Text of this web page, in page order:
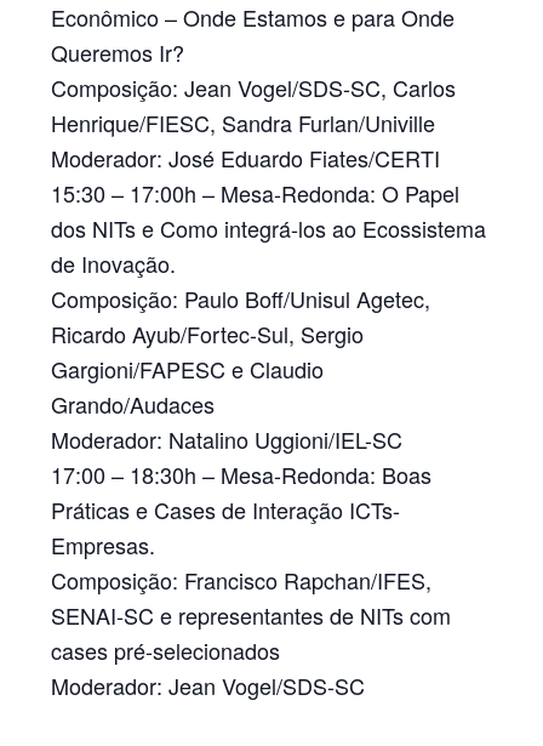
Econômico – Onde Estamos e para Onde
Queremos Ir?
Composição:Jean Vogel/SDS-SC, Carlos
Henrique/FIESC, Sandra Furlan/Univille
Moderador: José Eduardo Fiates/CERTI
15:30 – 17:00h – Mesa-Redonda: O Papel
dos NITs e Como integrá-los ao Ecossistema
de Inovação.
Composição: Paulo Boff/Unisul Agetec,
Ricardo Ayub/Fortec-Sul, Sergio
Gargioni/FAPESC e Claudio
Grando/Audaces
Moderador: Natalino Uggioni/IEL-SC
17:00 – 18:30h – Mesa-Redonda: Boas
Práticas e Cases de Interação ICTs-
Empresas.
Composição: Francisco Rapchan/IFES,
SENAI-SC e representantes de NITs com
cases pré-selecionados
Moderador:Jean Vogel/SDS-SC